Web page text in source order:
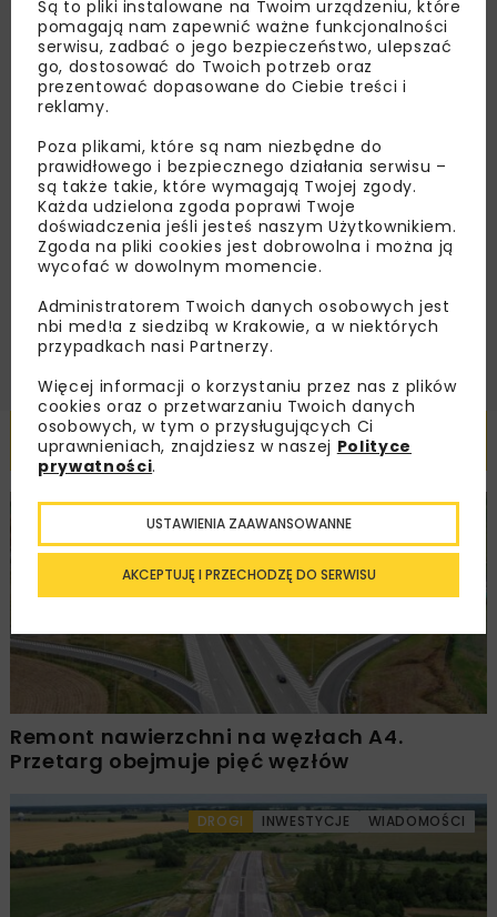
Zapisz się do newslettera aby otrzymywać od
nas najlepsze informacje branżowe,
zaproszenia na wydarzenia, atrakcyjne oferty i
dedykowane akcje specjalne.
Zapoznałam/em się zPolityką Prywatności
Regulaminemoraz wyrażam zgodę na otrzymywanie na
podany przeze mnie adres e-mail korespondencji
handlowej w postaci newslettera.
ZAPISZ MNIE
Powiązane artykuły
DROGI INWESTYCJE
Remont nawierzchni na węzłach A4.
Przetarg obejmuje pięć węzłów
DROGI INWESTYCJE WIADOMOŚCI
Są to pliki instalowane na Twoim urządzeniu, które
pomagają nam zapewnić ważne funkcjonalności
serwisu, zadbać o jego bezpieczeństwo, ulepszać
go, dostosować do Twoich potrzeb oraz
prezentować dopasowane do Ciebie treści i
reklamy.
Poza plikami, które są nam niezbędne do
prawidłowego i bezpiecznego działania serwisu –
są także takie, które wymagają Twojej zgody.
Każda udzielona zgoda poprawi Twoje
doświadczenia jeśli jesteś naszym Użytkownikiem.
Zgoda na pliki cookies jest dobrowolna i można ją
wycofać w dowolnym momencie.
Administratorem Twoich danych osobowych jest
nbi med!a z siedzibą w Krakowie, a w niektórych
przypadkach nasi Partnerzy.
Więcej informacji o korzystaniu przez nas z plików
cookies oraz o przetwarzaniu Twoich danych
osobowych, w tym o przysługujących Ci
uprawnieniach, znajdziesz w naszej Polityce
prywatności.
AKCEPTUJĘ I PRZECHODZĘ DO SERWISU
USTAWIENIA ZAAWANSOWANNE